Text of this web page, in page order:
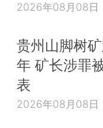
2026年08月08日
贵州山脚树
年 矿长涉罪
表
2026年08月08日